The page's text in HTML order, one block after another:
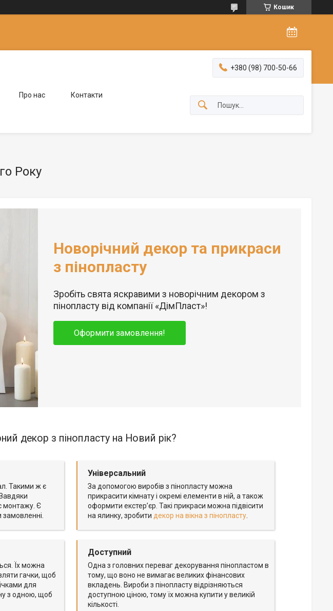
Кошик
+380 (98) 700-50-66
Про нас Контакти
Року
Новорічний декор та прикраси
з пінопласту
Зробіть свята яскравими з новорічним декором з
пінопласту від компанії «ДімПласт»!
Оформити замовлення!
декор з пінопласту на Новий рік?
Такими ж є
монтажу. Є
замовленні.
Універсальний
За допомогою виробів з пінопласту можна
прикрасити кімнату і окремі елементи в ній, а також
оформити екстер’єр. Такі прикраси можна підвісити
на ялинку, зробити декор на вікна з пінопласту
Їх можна
гачки, щоб
для
з одною, щоб
Доступний
Одна з головних переваг декорування пінопластом в
тому, що воно не вимагає великих фінансових
вкладень. Вироби з пінопласту відрізняються
доступною ціною, тому їх можна купити у великій
кількості.